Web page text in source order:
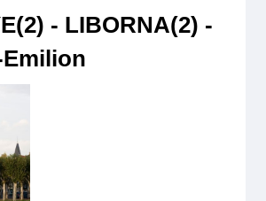
- LIBORNA(2) -